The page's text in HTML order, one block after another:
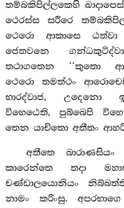
තම්බකිපිල්ලකෙහි
ථෙරස්ස සරීරෙ
ථෙරො ආකාසෙ ඨත්වා
ජෙතවනෙ
තථාගතෙන ‘‘කුතො
ථෙරො තමත්ථං
භාරද්වාජ, උදෙනො
විහෙඨෙති, පුබ්බෙපි
තෙන යාචිතො අතීතං
අතීතෙ
කාරෙන්තෙ තදා
චණ්ඩාලයොනියං නිබ්බත්ති,
නාමං කරිංසු.